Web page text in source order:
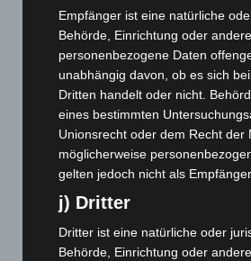
Januar 2026(122)
Dezember 2025(103)
November 2025(114)
Oktober 2025(112)
September 2025 (93)
August 2025(90)
Juli 2025
(90)
Juni 2025
Mai 2025(112)
Empfänger ist eine natürliche
Behörde, Einrichtung oder
personenbezogene Daten
unabhängig davon, ob es sich
Dritten handelt oder nicht.
eines bestimmten
Unionsrecht oder dem Recht der
möglicherweise
gelten jedoch nicht als
j) Dritter
Dritter ist eine natürliche oder
Behörde, Einrichtung oder